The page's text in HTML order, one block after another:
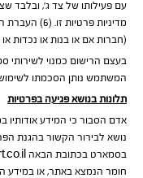
עם פעילותו של צד ג’, ובלבד
מדיניות
(חברות אם או בנות או נכדות או
בעצם הרישום כמנוי לשירותי
המשתמש נותן הסכמתו
תלונות בנושא פגיעה בפרטיות
אדם הסבור כי המידע אודותיו
נושא לבירור הקשור בהגנת
חומר הנמצא באתר, או במידע